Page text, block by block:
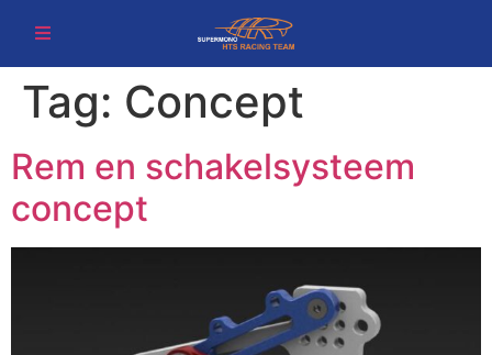
Tag: Concept
Rem en schakelsysteem
concept